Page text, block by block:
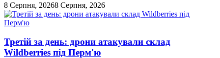
8 Серпня, 20268 Серпня, 2026
Третій за день: дрони атакували склад
Wildberries під Перм'ю